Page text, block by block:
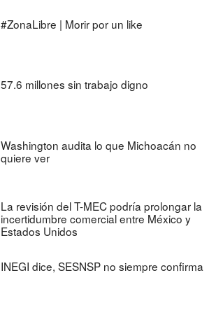
#ZonaLibre | Morir por un like
57.6 millones sin trabajo digno
Washington audita lo que Michoacán no
quiere ver
La revisión del T-MEC podría prolongar la
incertidumbre comercial entre México y
Estados Unidos
INEGI dice, SESNSP no siempre confirma